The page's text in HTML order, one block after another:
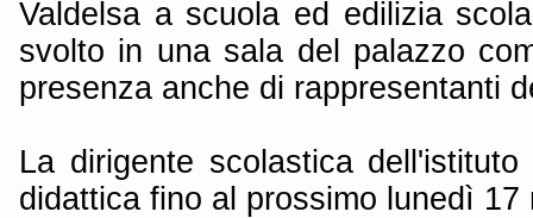
Valdelsa a scuola ed edilizia
svolto in una sala del palazzo
presenza anche di rappresentanti
La dirigente scolastica dell'istituto
didattica fino al prossimo lunedì 17